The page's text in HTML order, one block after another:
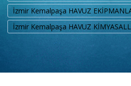
İzmir Kemalpaşa HAVUZ
İzmir Kemalpaşa HAVUZ